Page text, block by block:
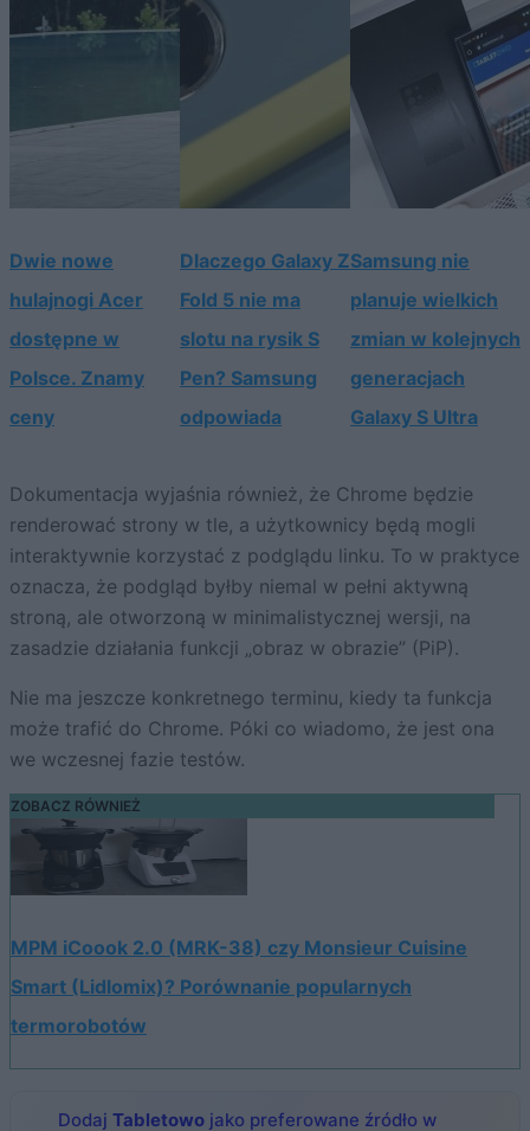
Dwie nowe
hulajnogi Acer
dostępne w
Polsce. Znamy
ceny
Dlaczego Galaxy Z
Fold 5 nie ma
slotu na rysik S
Pen? Samsung
odpowiada
Samsung nie
planuje wielkich
zmian w kolejnych
generacjach
Galaxy S Ultra
Dokumentacja wyjaśnia również, że Chrome będzie
renderować strony w tle, a użytkownicy będą mogli
interaktywnie korzystać z podglądu linku. To w praktyce
oznacza, że podgląd byłby niemal w pełni aktywną
stroną, ale otworzoną w minimalistycznej wersji, na
zasadzie działania funkcji „obraz w obrazie” (PiP).
Nie ma jeszcze konkretnego terminu, kiedy ta funkcja
może trafić do Chrome. Póki co wiadomo, że jest ona
we wczesnej fazie testów.
ZOBACZ RÓWNIEŻ
MPM iCoook 2.0 (MRK-38) czy Monsieur Cuisine
Smart (Lidlomix)? Porównanie popularnych
termorobotów
Dodaj Tabletowo jako preferowane źródło w